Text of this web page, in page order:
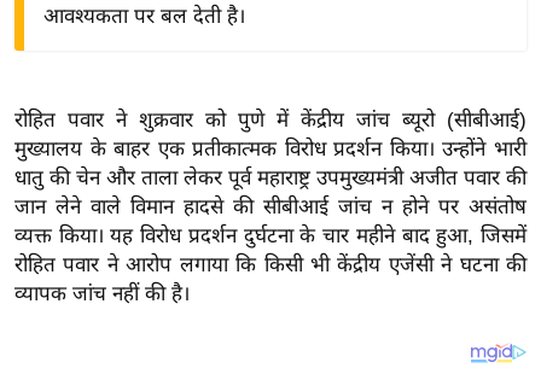
शे
ष
ज्ञ
रा
य
ब
ज
आवश्यकता पर बल देती है।
रोहित पवार ने शुक्रवार को पुणे में केंद्रीय जांच ब्यूरो (सीबीआई)
मुख्यालय के बाहर एक प्रतीकात्मक विरोध प्रदर्शन किया। उन्होंने भारी
धातु की चेन और ताला लेकर पूर्व महाराष्ट्र उपमुख्यमंत्री अजीत पवार की
जान लेने वाले विमान हादसे की सीबीआई जांच न होने पर असंतोष
व्यक्त किया। यह विरोध प्रदर्शन दुर्घटना के चार महीने बाद हुआ, जिसमें
रोहित पवार ने आरोप लगाया कि किसी भी केंद्रीय एजेंसी ने घटना की
व्यापक जांच नहीं की है।